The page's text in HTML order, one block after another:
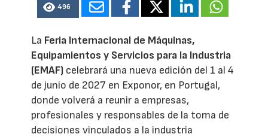
496
La Feria Internacional de Máquinas,
Equipamientos y Servicios para la Industria
(EMAF) celebrará una nueva edición del 1 al 4
de junio de 2027 en Exponor, en Portugal,
donde volverá a reunir a empresas,
profesionales y responsables de la toma de
decisiones vinculados a la industria